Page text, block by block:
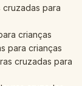
cruzadas para
crianças
para crianças
cruzadas para